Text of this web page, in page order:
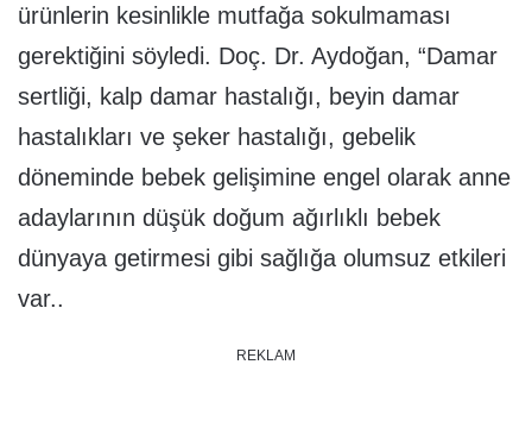
ürünlerin kesinlikle mutfağa sokulmaması
gerektiğini söyledi. Doç. Dr. Aydoğan, “Damar
sertliği, kalp damar hastalığı, beyin damar
hastalıkları ve şeker hastalığı, gebelik
döneminde bebek gelişimine engel olarak anne
adaylarının düşük doğum ağırlıklı bebek
dünyaya getirmesi gibi sağlığa olumsuz etkileri
var..
REKLAM